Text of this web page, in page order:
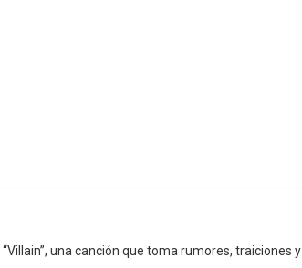
una canción que toma rumores, traiciones y